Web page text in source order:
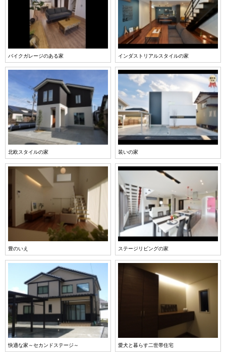
バイクガレージのある家 インダストリアルスタイルの家
北欧スタイルの家 装いの家
豊のいえ ステージリビングの家
快適な家～セカンドステージ～ 愛犬と暮らす二世帯住宅